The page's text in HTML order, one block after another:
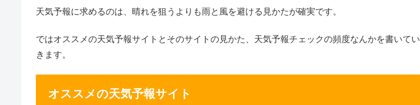
天気予報に求めるのは、晴れを狙うよりも雨と風を避ける見かたが確実です。
ではオススメの天気予報サイトとそのサイトの見かた、天気予報チェックの頻度なんかを書いてい
きます。
オススメの天気予報サイト